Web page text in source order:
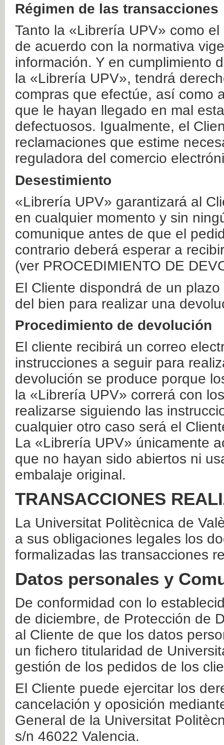
Régimen de las transacciones
Tanto la «Librería UPV» como
de acuerdo con la normativa
información. Y en cumplimiento
la «Librería UPV», tendrá
compras que efectúe, así como
que le hayan llegado en mal
defectuosos. Igualmente, el
reclamaciones que estime
reguladora del comercio
Desestimiento
«Librería UPV» garantizará al
en cualquier momento y sin
comunique antes de que el
contrario deberá esperar a
(ver PROCEDIMIENTO DE
El Cliente dispondrá de un
del bien para realizar una
Procedimiento de devolución
El cliente recibirá un correo
instrucciones a seguir para
devolución se produce porque
la «Librería UPV» correrá con
realizarse siguiendo las
cualquier otro caso será el
La «Librería UPV» únicamente
que no hayan sido abiertos ni
embalaje original.
TRANSACCIONES
La Universitat Politècnica de
a sus obligaciones legales los
formalizadas las transacciones
Datos personales y
De conformidad con lo
de diciembre, de Protección de
al Cliente de que los datos
un fichero titularidad de
gestión de los pedidos de los
El Cliente puede ejercitar los
cancelación y oposición
General de la Universitat
s/n 46022 Valencia.